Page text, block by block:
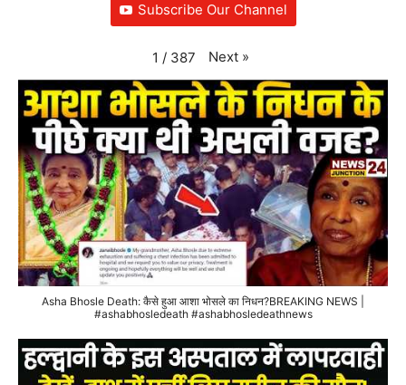
Subscribe Our Channel
1 / 387 Next »
Asha Bhosle Death: कैसे हुआ आशा भोसले का निधन?BREAKING NEWS |
#ashabhosledeath #ashabhosledeathnews